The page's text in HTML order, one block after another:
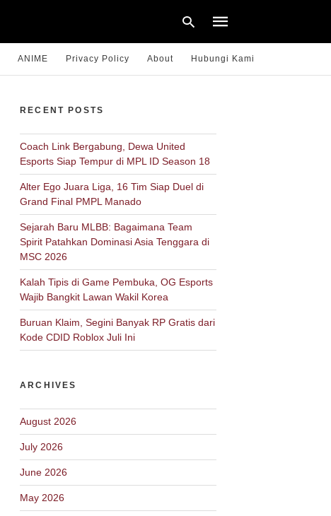
ANIME Privacy Policy About Hubungi Kami
RECENT POSTS
Coach Link Bergabung, Dewa United
Esports Siap Tempur di MPL ID Season 18
Alter Ego Juara Liga, 16 Tim Siap Duel di
Grand Final PMPL Manado
Sejarah Baru MLBB: Bagaimana Team
Spirit Patahkan Dominasi Asia Tenggara di
MSC 2026
Kalah Tipis di Game Pembuka, OG Esports
Wajib Bangkit Lawan Wakil Korea
Buruan Klaim, Segini Banyak RP Gratis dari
Kode CDID Roblox Juli Ini
ARCHIVES
August 2026
July 2026
June 2026
May 2026